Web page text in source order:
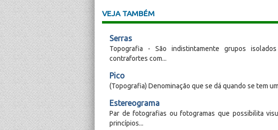
VEJA TAMBÉM
Serras
Topografia - São indistintamente grupos
contrafortes com...
Pico
(Topografia) Denominação que se dá quando se tem
Estereograma
Par de fotografias ou fotogramas que possibilita
princípios...